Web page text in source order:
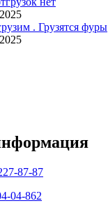
. Грузятся фуры
87-87
04-862